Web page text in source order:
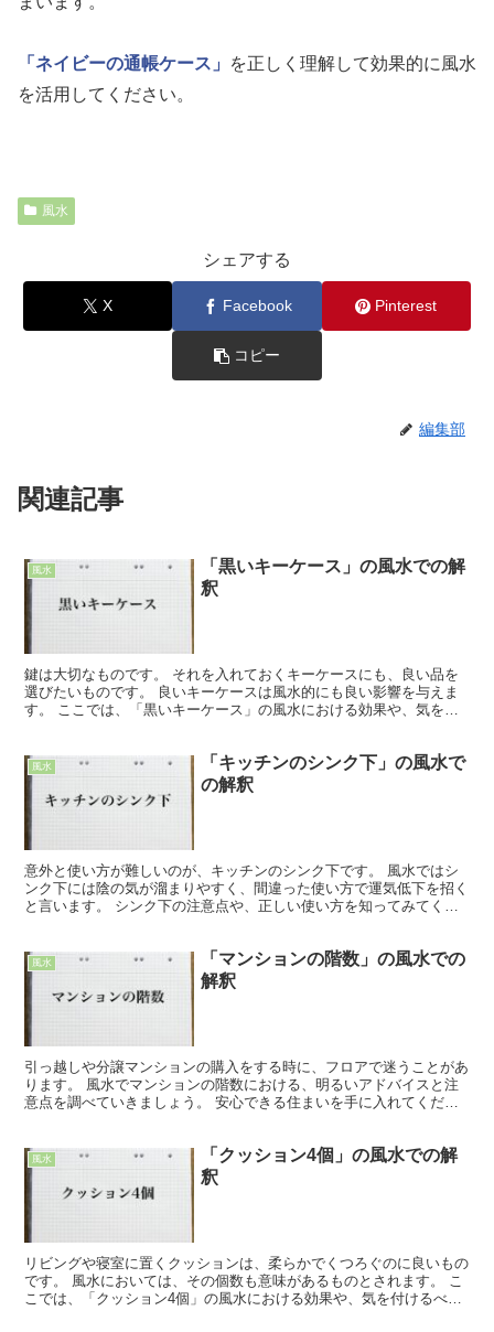
「ネイビーの通帳ケース」
を正しく理解して効果的に風水
を活用してください。
風水
シェアする
X Facebook Pinterest
コピー
編集部
関連記事
風水
「黒いキーケース」の風水での解
釈
鍵は大切なものです。 それを入れておくキーケースにも、良い品を
選びたいものです。 良いキーケースは風水的にも良い影響を与えま
す。 ここでは、「黒いキーケース」の風水における効果や、気を付
風水
「キッチンのシンク下」の風水で
の解釈
意外と使い方が難しいのが、キッチンのシンク下です。 風水ではシ
ンク下には陰の気が溜まりやすく、間違った使い方で運気低下を招く
と言います。 シンク下の注意点や、正しい使い方を知ってみてくだ
風水
「マンションの階数」の風水での
解釈
引っ越しや分譲マンションの購入をする時に、フロアで迷うことがあ
ります。 風水でマンションの階数における、明るいアドバイスと注
意点を調べていきましょう。 安心できる住まいを手に入れてくださ
風水
「クッション4個」の風水での解
釈
リビングや寝室に置くクッションは、柔らかでくつろぐのに良いもの
です。 風水においては、その個数も意味があるものとされます。 こ
こでは、「クッション4個」の風水における効果や、気を付けるべき